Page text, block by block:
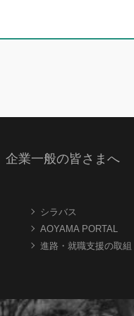
企業一般の皆さまへ
シラバス
AOYAMA PORTAL
進路・就職支援の取組